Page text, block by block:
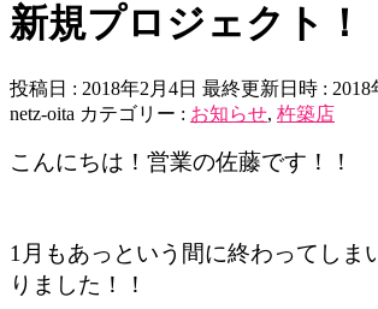
新規プロジェクト！
投稿日 : 2018年2月4日 最終更新日時 : 2018
netz-oita カテゴリー : お知らせ, 杵築店
こんにちは！営業の佐藤です！！
1月もあっという間に終わってしま
りました！！